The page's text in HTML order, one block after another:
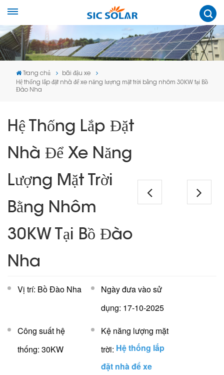
Trang chủ
bãi đậu xe
Hệ thống lắp đặt nhà để xe năng lượng mặt trời bằng nhôm 30KW tại Bồ
Đào Nha
Hệ Thống Lắp Đặt
Nhà Để Xe Năng
Lượng Mặt Trời
Bằng Nhôm
30KW Tại Bồ Đào
Nha
Vị trí: Bồ Đào Nha Ngày đưa vào sử
dụng: 17-10-2025
Công suất hệ
thống: 30KW
Kệ năng lượng mặt
trời: Hệ thống lắp
đặt nhà để xe